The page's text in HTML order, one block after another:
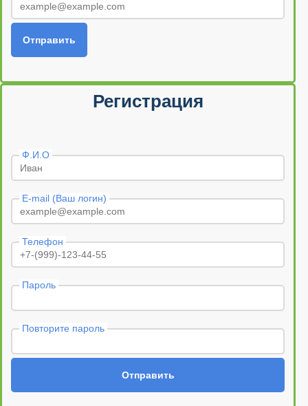
Отправить
Регистрация
Ф.И.О
E-mail (Ваш логин)
Телефон
Пароль
Повторите пароль
Отправить